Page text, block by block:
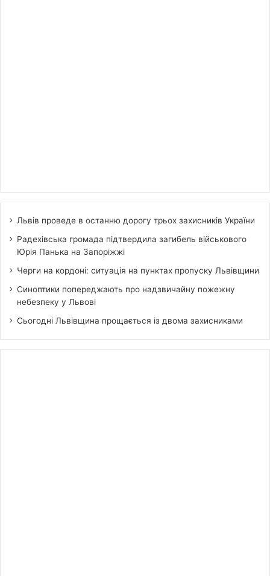
Львів проведе в останню дорогу трьох захисників України
Радехівська громада підтвердила загибель військового
Юрія Панька на Запоріжжі
Черги на кордоні: ситуація на пунктах пропуску Львівщини
Синоптики попереджають про надзвичайну пожежну
небезпеку у Львові
Сьогодні Львівщина прощається із двома захисниками